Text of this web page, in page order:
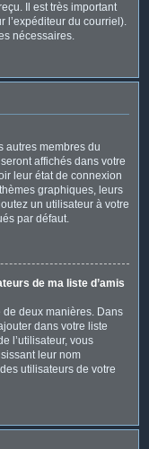
Il est très important
l’expéditeur du courriel).
nécessaires.
autres membres du
affichés dans votre
leur état de connexion
graphiques, leurs
un utilisateur à votre
par défaut.
de ma liste d’amis
deux manières. Dans
dans votre liste
l’utilisateur, vous
leur nom
utilisateurs de votre